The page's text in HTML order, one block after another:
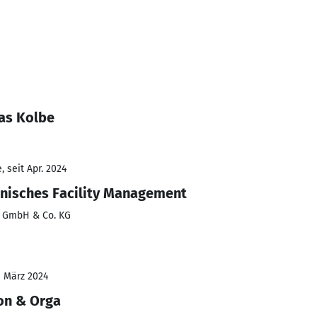
Kolbe
seit Apr. 2024
Facility Management
& Co. KG
März 2024
& Orga